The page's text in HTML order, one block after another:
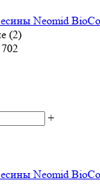
Neomid
(2)
+
Neomid